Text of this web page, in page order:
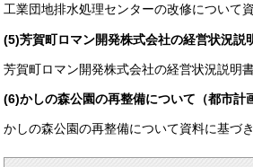
工業団地排水処理センターの改修について
(5)芳賀町ロマン開発株式会社の経営状況説
芳賀町ロマン開発株式会社の経営状況説明
(6)かしの森公園の再整備について（都市計
かしの森公園の再整備について資料に基づ